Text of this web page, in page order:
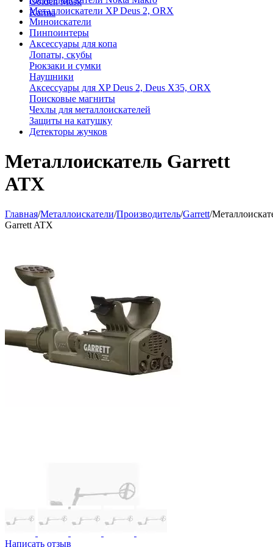
Karma
Металлоискатели XP Deus 2, ORX
Миноискатели
Пинпоинтеры
Аксессуары для копа
Лопаты, скубы
Рюкзаки и сумки
Наушники
Аксессуары для XP Deus 2, Deus X35, ORX
Поисковые магниты
Чехлы для металлоискателей
Защиты на катушку
Детекторы жучков
Металлоискатель Garrett
ATX
Главная/Металлоискатели/Производитель/Garrett/
Garrett ATX
Написать отзыв